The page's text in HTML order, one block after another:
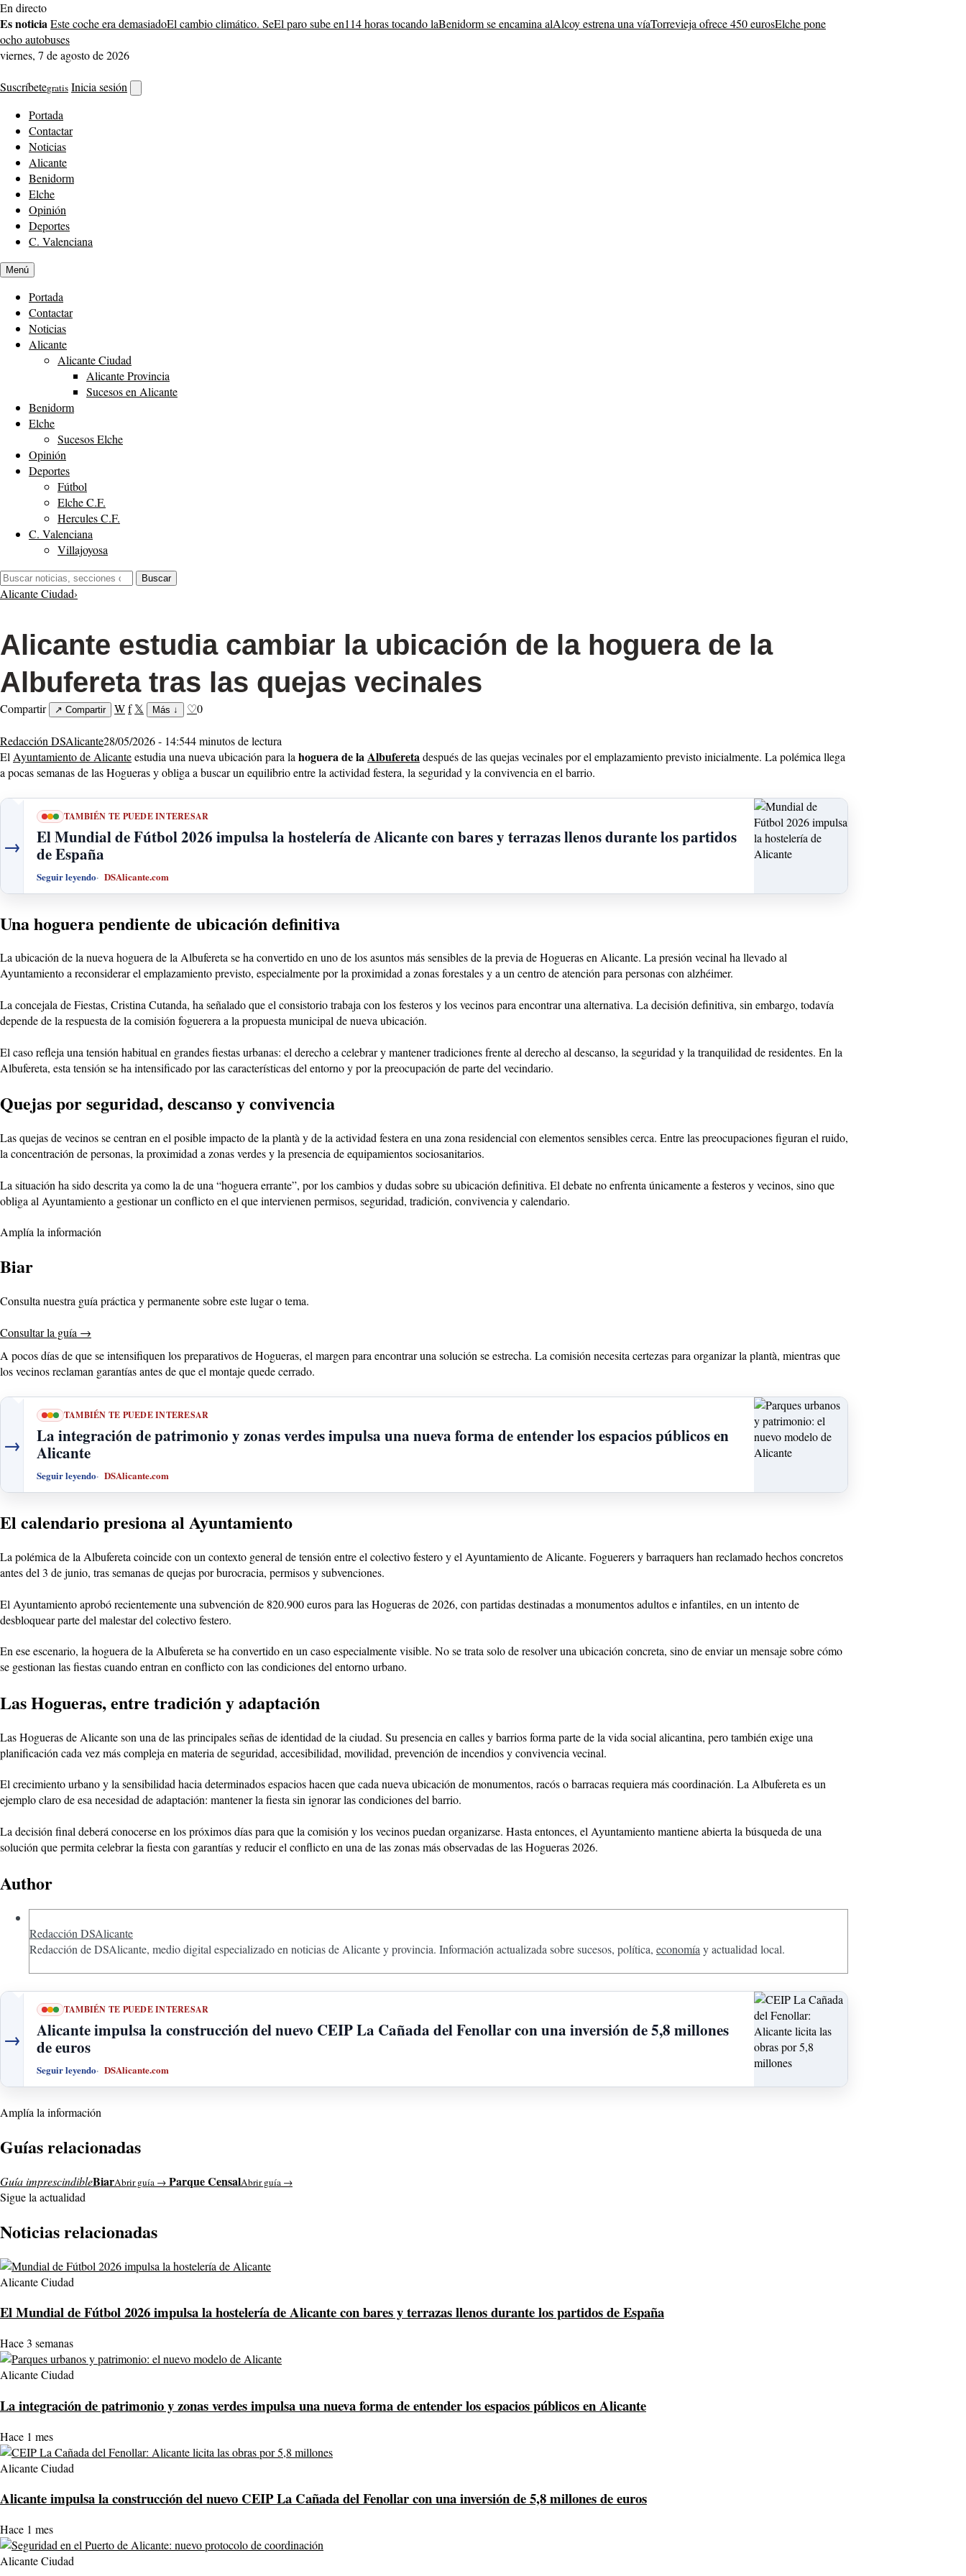
Saltar
al
contenido
En directo
Es noticiaEste coche era demasiadoEl cambio climático. SeEl paro sube en114 horas tocando laBenidorm se encamina alAlcoy estrena una víaTorrevieja ofrece 450 eurosElche pone
ocho autobuses
viernes, 7 de agosto de 2026
Suscríbetegratis Inicia sesión
buscador
Portada
Contactar
Noticias
Alicante
Benidorm
Elche
Opinión
Deportes
C. Valenciana
Menú
Portada
Contactar
Noticias
Alicante
Alicante Ciudad
Alicante Provincia
Sucesos en Alicante
Benidorm
Elche
Sucesos Elche
Opinión
Deportes
Fútbol
Elche C.F.
Hercules C.F.
C. Valenciana
Villajoyosa
Buscar:
Buscar
Alicante Ciudad›
Alicante estudia cambiar la ubicación de la hoguera de la
Albufereta tras las quejas vecinales
Compartir ↗ Compartir Wf 𝕏 Más ↓ ♡0
Redacción DSAlicante28/05/2026 - 14:544 minutos de lectura
El Ayuntamiento de Alicanteestudia una nueva ubicación para la hoguera de la Albufereta después de las quejas vecinales por el emplazamiento previsto inicialmente. La polémica llega
a pocas semanas de las Hogueras y obliga a buscar un equilibrio entre la actividad festera, la seguridad y la convivencia en el barrio.
→
TAMBIÉN TE PUEDE INTERESAR
El Mundial de Fútbol 2026 impulsa la hostelería de Alicante con bares y terrazas llenos durante los partidos
de España
Seguir leyendo DSAlicante.com
Una hoguera pendiente de ubicación definitiva
La ubicación de la nueva hoguera de la Albufereta se ha convertido en uno de los asuntos más sensibles de la previa de Hogueras en Alicante. La presión vecinal ha llevado al
Ayuntamiento a reconsiderar el emplazamiento previsto, especialmente por la proximidad a zonas forestales y a un centro de atención para personas con alzhéimer.
La concejala de Fiestas, Cristina Cutanda, ha señalado que el consistorio trabaja con los festeros y los vecinos para encontrar una alternativa. La decisión definitiva, sin embargo, todavía
depende de la respuesta de la comisión foguerera a la propuesta municipal de nueva ubicación.
El caso refleja una tensión habitual en grandes fiestas urbanas: el derecho a celebrar y mantener tradiciones frente al derecho al descanso, la seguridad y la tranquilidad de residentes. En la
Albufereta, esta tensión se ha intensificado por las características del entorno y por la preocupación de parte del vecindario.
Quejas por seguridad, descanso y convivencia
Las quejas de vecinos se centran en el posible impacto de la plantà y de la actividad festera en una zona residencial con elementos sensibles cerca. Entre las preocupaciones figuran el ruido,
la concentración de personas, la proximidad a zonas verdes y la presencia de equipamientos sociosanitarios.
La situación ha sido descrita ya como la de una “hoguera errante”, por los cambios y dudas sobre su ubicación definitiva. El debate no enfrenta únicamente a festeros y vecinos, sino que
obliga al Ayuntamiento a gestionar un conflicto en el que intervienen permisos, seguridad, tradición, convivencia y calendario.
Amplía la información
Biar
Consulta nuestra guía práctica y permanente sobre este lugar o tema.
Consultar la guía →
A pocos días de que se intensifiquen los preparativos de Hogueras, el margen para encontrar una solución se estrecha. La comisión necesita certezas para organizar la plantà, mientras que
los vecinos reclaman garantías antes de que el montaje quede cerrado.
→
TAMBIÉN TE PUEDE INTERESAR
La integración de patrimonio y zonas verdes impulsa una nueva forma de entender los espacios públicos en
Alicante
Seguir leyendo DSAlicante.com
El calendario presiona al Ayuntamiento
La polémica de la Albufereta coincide con un contexto general de tensión entre el colectivo festero y el Ayuntamiento de Alicante. Foguerers y barraquers han reclamado hechos concretos
antes del 3 de junio, tras semanas de quejas por burocracia, permisos y subvenciones.
El Ayuntamiento aprobó recientemente una subvención de 820.900 euros para las Hogueras de 2026, con partidas destinadas a monumentos adultos e infantiles, en un intento de
desbloquear parte del malestar del colectivo festero.
En ese escenario, la hoguera de la Albufereta se ha convertido en un caso especialmente visible. No se trata solo de resolver una ubicación concreta, sino de enviar un mensaje sobre cómo
se gestionan las fiestas cuando entran en conflicto con las condiciones del entorno urbano.
Las Hogueras, entre tradición y adaptación
Las Hogueras de Alicante son una de las principales señas de identidad de la ciudad. Su presencia en calles y barrios forma parte de la vida social alicantina, pero también exige una
planificación cada vez más compleja en materia de seguridad, accesibilidad, movilidad, prevención de incendios y convivencia vecinal.
El crecimiento urbano y la sensibilidad hacia determinados espacios hacen que cada nueva ubicación de monumentos, racós o barracas requiera más coordinación. La Albufereta es un
ejemplo claro de esa necesidad de adaptación: mantener la fiesta sin ignorar las condiciones del barrio.
La decisión final deberá conocerse en los próximos días para que la comisión y los vecinos puedan organizarse. Hasta entonces, el Ayuntamiento mantiene abierta la búsqueda de una
solución que permita celebrar la fiesta con garantías y reducir el conflicto en una de las zonas más observadas de las Hogueras 2026.
Author
Redacción DSAlicante
Redacción de DSAlicante, medio digital especializado en noticias de Alicante y provincia. Información actualizada sobre sucesos, política, economíay actualidad local.
→
TAMBIÉN TE PUEDE INTERESAR
Alicante impulsa la construcción del nuevo CEIP La Cañada del Fenollar con una inversión de 5,8 millones
de euros
Seguir leyendo DSAlicante.com
Amplía la información
Guías relacionadas
Guía imprescindibleBiarAbrir guía → Parque CensalAbrir guía →
Sigue la actualidad
Noticias relacionadas
Alicante Ciudad
El Mundial de Fútbol 2026 impulsa la hostelería de Alicante con bares y terrazas llenos durante los partidos de España
Hace 3 semanas
Alicante Ciudad
La integración de patrimonio y zonas verdes impulsa una nueva forma de entender los espacios públicos en Alicante
Hace 1 mes
Alicante Ciudad
Alicante impulsa la construcción del nuevo CEIP La Cañada del Fenollar con una inversión de 5,8 millones de euros
Hace 1 mes
Alicante Ciudad